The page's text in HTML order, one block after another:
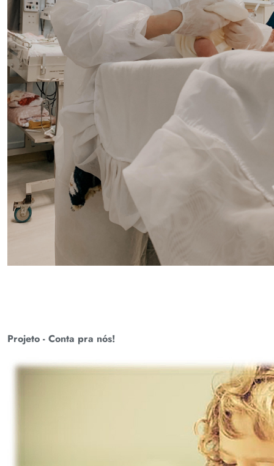
Projeto - Conta pra nós!